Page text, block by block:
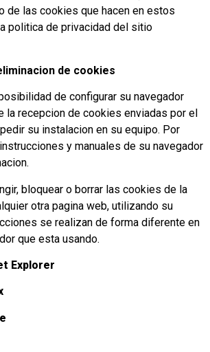
de las cookies que hacen en estos
politica de privacidad del sitio
de cookies
de configurar su navegador
la recepcion de cookies enviadas por el
su instalacion en su equipo. Por
y manuales de su navegador
bloquear o borrar las cookies de la
otra pagina web, utilizando su
se realizan de forma diferente en
que esta usando.
Explorer